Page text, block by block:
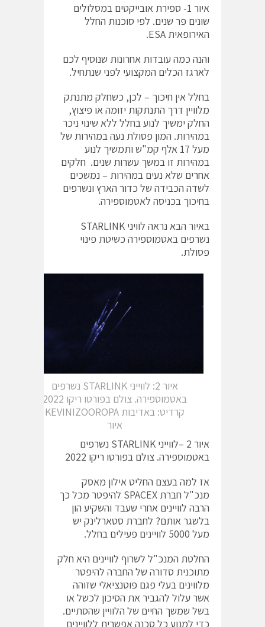
איור 1- ספירת אובייקטים במסלולים
שונים פר שנים. לפי סוכנות החלל
האירופאית ESA.
והנה כמה עובדות אחרונות שנוסיף לכם
לארגז הכלים המקצועי לפני שנתחיל.
בחלל אין חיכוך – לכן, כשחלק מתנתק
מלוויין דרך התנתקות יזומה או פיצוץ,
החלק ימשיך לנוע בחלל ללא שינוי ניכר
במהירות. המון פסולת נעה במהירות של
מעל 17 אלף קמ"ש ותמשיך לנוע
במהירות זו במשך עשרות שנים. חלקים
אחרים שלא נעים במהירות – נמשכים
לשדה הכבידה של כדור הארץ ונשרפים
בחיכוך בכניסה לאטמוספירה.
באיור הבא נראה לוויני STARLINK
נשרפים באטמוספירה כשיטת פינוי
פסולת.
איור 2: לווייני STARLINK נשרפים
באטמוספירה. צולם בפורטו ריקו 2022
קרדיט: באדיבות KEVINIZOOROPA
איור
איור 2 –לווייני STARLINK נשרפים
באטמוספירה. צולם בפורטו ריקו 2022
אז למה בעצם החליט אילון מאסק
מנכ"ל חברת SPACEX להיפטר מכל כך
הרבה לוויינים אחרי שעבד והשקיע הון
בלשגר אותם? לחברת סטארלינק יש
מעל 5000 לוויינים פעילים בחלל.
החלטת המנכ"ל לשרוף לוויינים היא חלק
מתוכנית סדורה של החברה להיפטר
מלווינים בעלי פגם פוטנציאלי שזוהה
אשר עלול להגביר את הסיכון לכשל או
בשל שמשך החיים של הלוויין שהסתיים.
כדי למנוע כל סכנה אפשרית ללוויינים